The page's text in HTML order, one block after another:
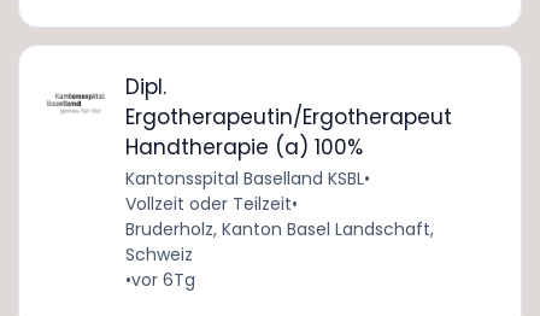
Dipl.
Ergotherapeutin/Ergotherapeut
Handtherapie (a) 100%
Kantonsspital Baselland KSBL•
Vollzeit oder Teilzeit•
Bruderholz, Kanton Basel Landschaft,
Schweiz
•vor 6Tg